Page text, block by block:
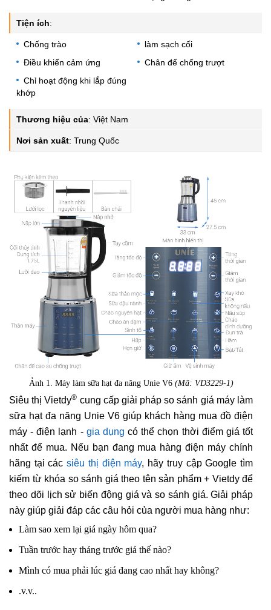
Tiện ích:
Chống trào
làm sạch cối
Điều khiển cảm ứng
Chân đế chống trượt
Chỉ hoạt động khi lắp đúng
khớp
Thương hiệu của: Việt Nam
Nơi sản xuất: Trung Quốc
Ảnh 1. Máy làm sữa hạt đa năng Unie V6 (Mã: VD3229-1)
Siêu thị Vietdy® cung cấp giải pháp so sánh giá máy làm
sữa hạt đa năng Unie V6 giúp khách hàng mua đồ điện
máy - điện lạnh - gia dụng có thể chọn thời điểm giá tốt
nhất để mua. Nếu bạn đang mua hàng điện máy chính
hãng tại cácsiêu thị điện máy, hãy truy cập Google tìm
kiếm từ khóa so sánh giá theo tên sản phẩm + Vietdy để
theo dõi lịch sử biến động giá và so sánh giá. Giải pháp
này giúp giải đáp các câu hỏi của người mua hàng như:
Làm sao xem lại giá ngày hôm qua?
Tuần trước hay tháng trước giá thế nào?
Mình có mua phải lúc giá đang cao nhất hay không?
.v.v..